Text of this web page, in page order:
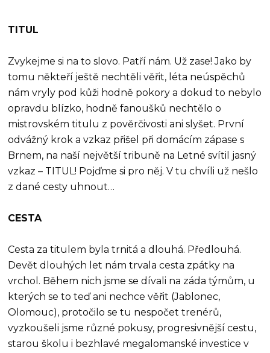
TITUL
Zvykejme si na to slovo. Patří nám. Už zase! Jako by
tomu někteří ještě nechtěli věřit, léta neúspěchů
nám vryly pod kůži hodně pokory a dokud to nebylo
opravdu blízko, hodně fanoušků nechtělo o
mistrovském titulu z pověrčivosti ani slyšet. První
odvážný krok a vzkaz přišel při domácím zápase s
Brnem, na naší největší tribuně na Letné svítil jasný
vzkaz – TITUL! Pojďme si pro něj. V tu chvíli už nešlo
z dané cesty uhnout…
CESTA
Cesta za titulem byla trnitá a dlouhá. Předlouhá.
Devět dlouhých let nám trvala cesta zpátky na
vrchol. Během nich jsme se dívali na záda týmům, u
kterých se to teď ani nechce věřit (Jablonec,
Olomouc), protočilo se tu nespočet trenérů,
vyzkoušeli jsme různé pokusy, progresivnější cestu,
starou školu i bezhlavé megalomanské investice v